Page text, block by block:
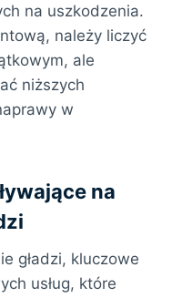
na uszkodzenia.
należy liczyć
ale
niższych
w
na
gładzi, kluczowe
usług, które